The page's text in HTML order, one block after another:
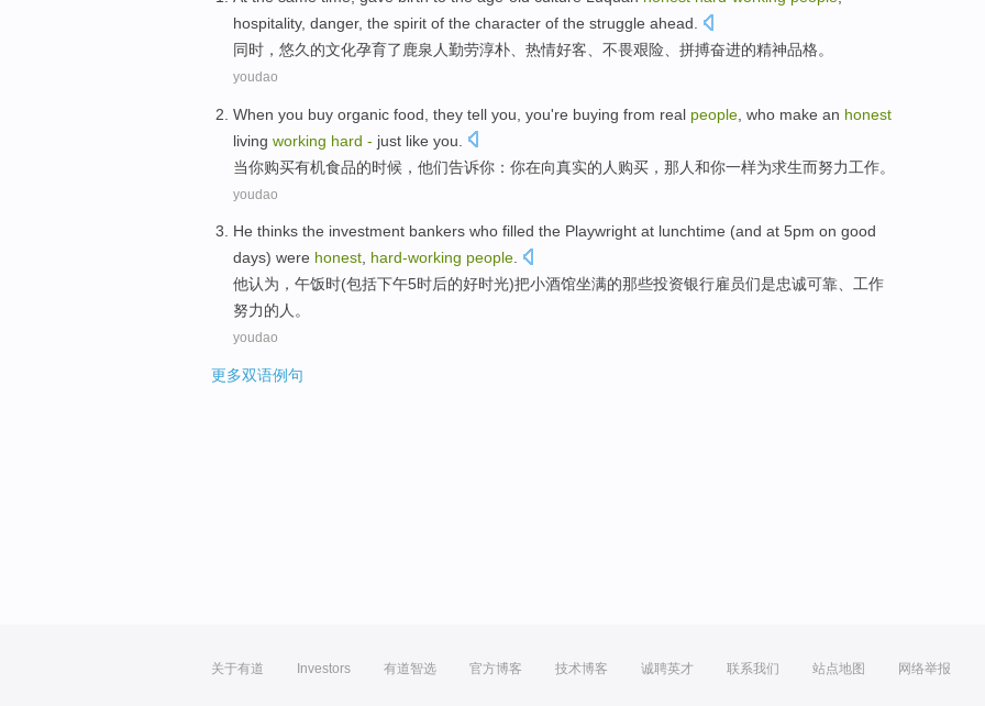
hospitality, danger, the spirit of the character of the struggle ahead
同时 ， 悠久 的文化孕育了鹿泉 人勤劳淳朴 热情好客 、不畏艰险、 拼搏奋进的精神品格。
youdao
When you buy organic food they tell you, you're buying from real people who make an honest
living working hard - just like you.
当你购买有机食品的时候， 他们告诉你：你在向真实的 人 购买 ， 那人和你一样为求生而努力工作。
youdao
He thinks the investment bankers who filled the Playwright at lunchtime (and at 5pm on good
days) were honest, hard-working people.
他认为 ， 午饭时(包括下午5时后的好时光)把小酒馆坐满的那些投资银行雇员们是忠诚可靠、工作
努力的人。
youdao
更多双语例句
关于有道 Investors 有道智选 官方博客 技术博客 诚聘英才 联系我们 站点地图 网络举报